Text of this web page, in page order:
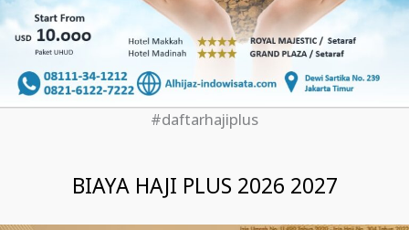
#daftarhajiplus
BIAYA HAJI PLUS 2026 2027